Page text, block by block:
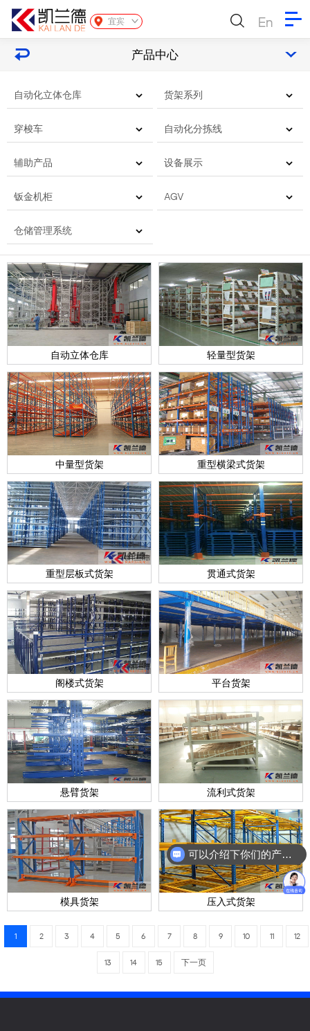
宜宾 En
产品中心
自动化立体仓库 货架系列
穿梭车 自动化分拣线
辅助产品 设备展示
钣金机柜 AGV
仓储管理系统
自动立体仓库 轻量型货架
中量型货架 重型横梁式货架
重型层板式货架 贯通式货架
阁楼式货架 平台货架
悬臂货架 流利式货架
模具货架 压入式货架
1 2 3 4 5 6 7 8 9 10 11 12
13 14 15 下一页
可以介绍下你们的产品么？